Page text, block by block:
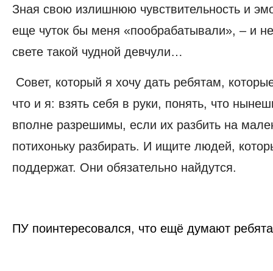
Зная свою излишнюю чувствительность и
еще чуток бы меня «пообрабатывали», – и
свете такой чудной девчули…
Совет, который я хочу дать ребятам,
что и я: взять себя в руки, понять, что
вполне разрешимы, если их разбить на
потихоньку разбирать. И ищите людей,
поддержат. Они обязательно найдутся.
ПУ поинтересовался, что ещё думают